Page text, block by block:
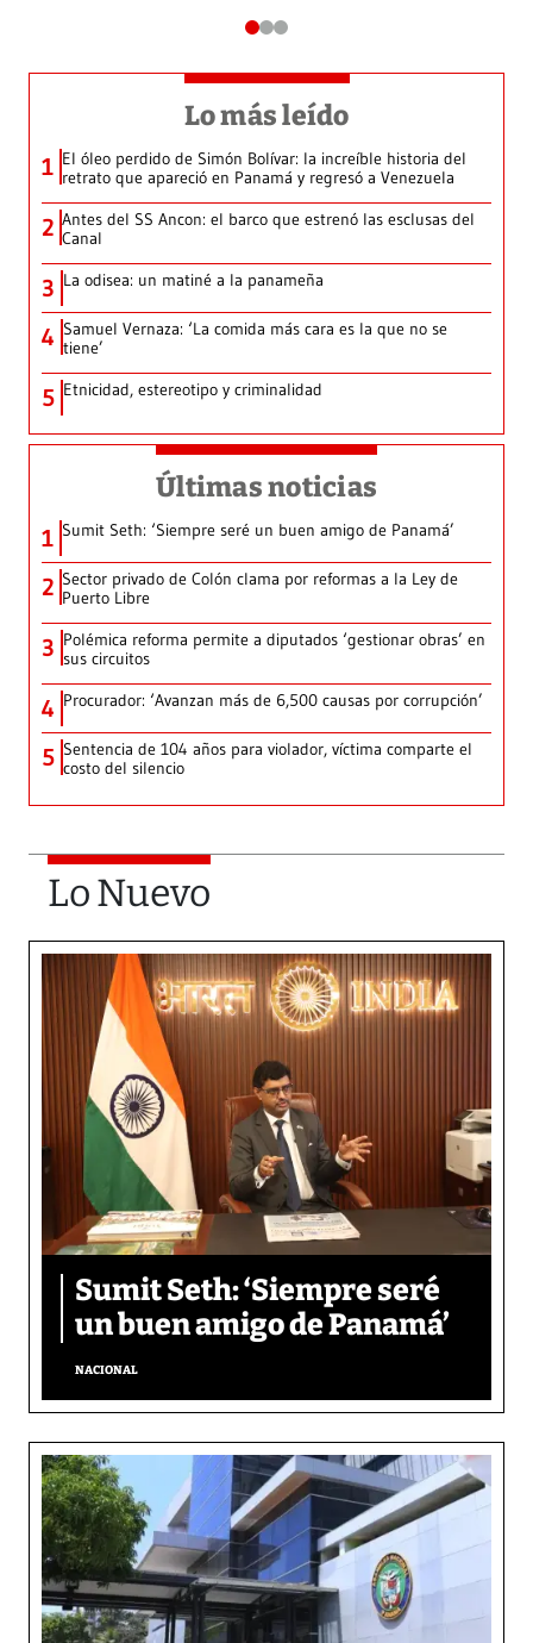
Lo más leído
1 El óleo perdido de Simón Bolívar: la increíble historia del
retrato que apareció en Panamá y regresó a Venezuela
2 Antes del SS Ancon: el barco que estrenó las esclusas del
Canal
3 La odisea: un matiné a la panameña
4 Samuel Vernaza: ‘La comida más cara es la que no se
tiene’
5 Etnicidad, estereotipo y criminalidad
Últimas noticias
1 Sumit Seth: ‘Siempre seré un buen amigo de Panamá’
2 Sector privado de Colón clama por reformas a la Ley de
Puerto Libre
3 Polémica reforma permite a diputados ‘gestionar obras’ en
sus circuitos
4 Procurador: ‘Avanzan más de 6,500 causas por corrupción’
5 Sentencia de 104 años para violador, víctima comparte el
costo del silencio
Lo Nuevo
Sumit Seth: ‘Siempre seré
un buen amigo de Panamá’
NACIONAL